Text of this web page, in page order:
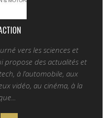
vers les sciences et
propose des actualités et
à l’automobile, aux
vidéo, au cinéma, à la